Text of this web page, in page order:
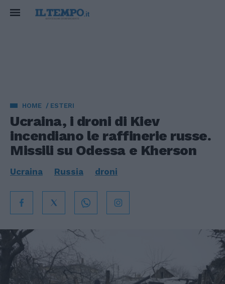
HOME ESTERI
Ucraina, i droni di Kiev
incendiano le raffinerie russe.
Missili su Odessa e Kherson
Ucraina Russia droni